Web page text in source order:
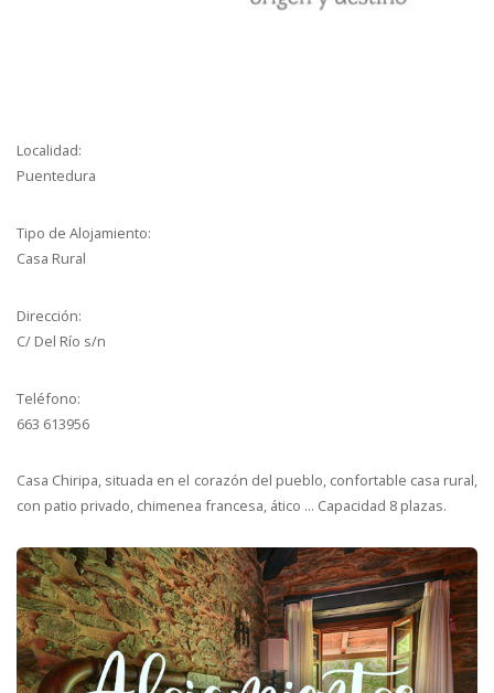
Localidad:
Puentedura
Tipo de Alojamiento:
Casa Rural
Dirección:
C/ Del Río s/n
Teléfono:
663 613956
Casa Chiripa, situada en el corazón del pueblo, confortable casa rural,
con patio privado, chimenea francesa, ático ... Capacidad 8 plazas.